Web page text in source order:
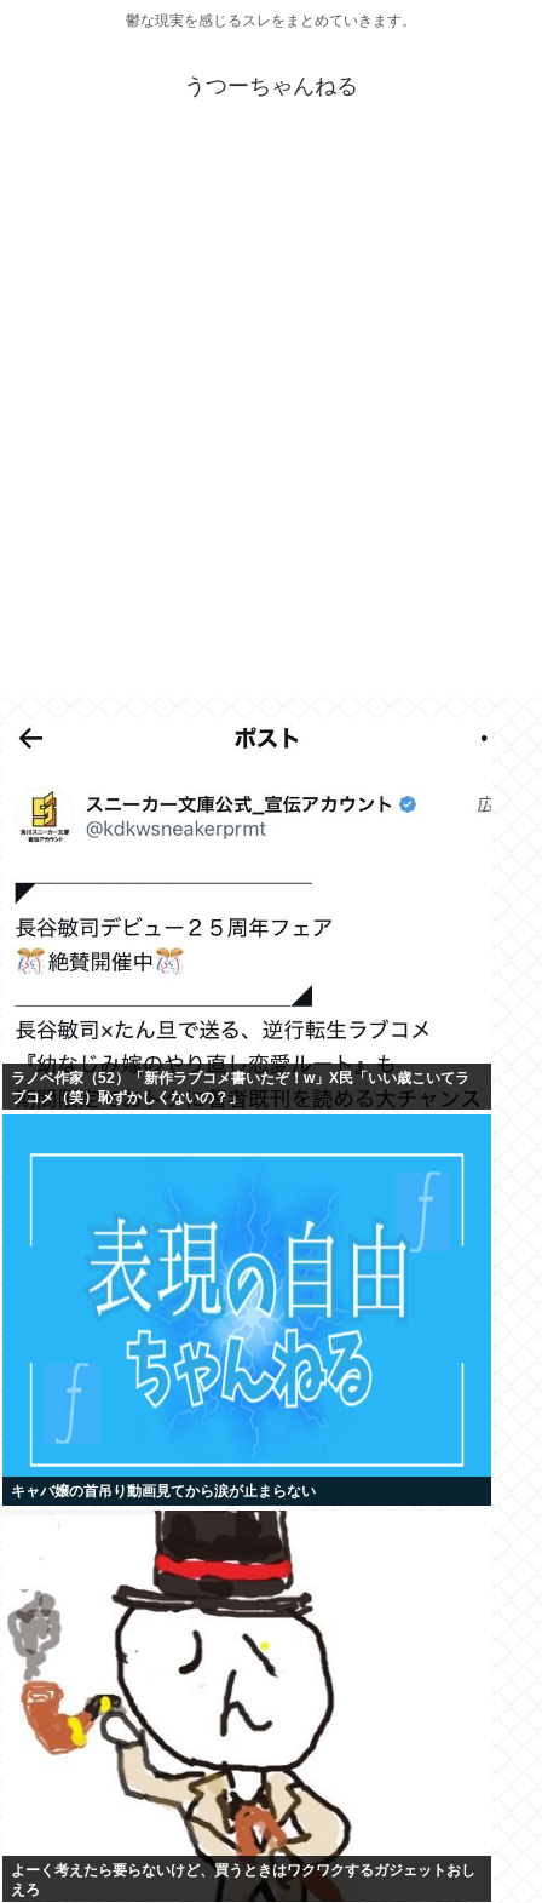
鬱な現実を感じるスレをまとめていきます。
うつーちゃんねる
ラノベ作家（52）「新作ラブコメ書いたぞ！w」X民「いい歳こいてラ
ブコメ（笑）恥ずかしくないの？」
キャバ嬢の首吊り動画見てから涙が止まらない
よーく考えたら要らないけど、買うときはワクワクするガジェットおし
えろ